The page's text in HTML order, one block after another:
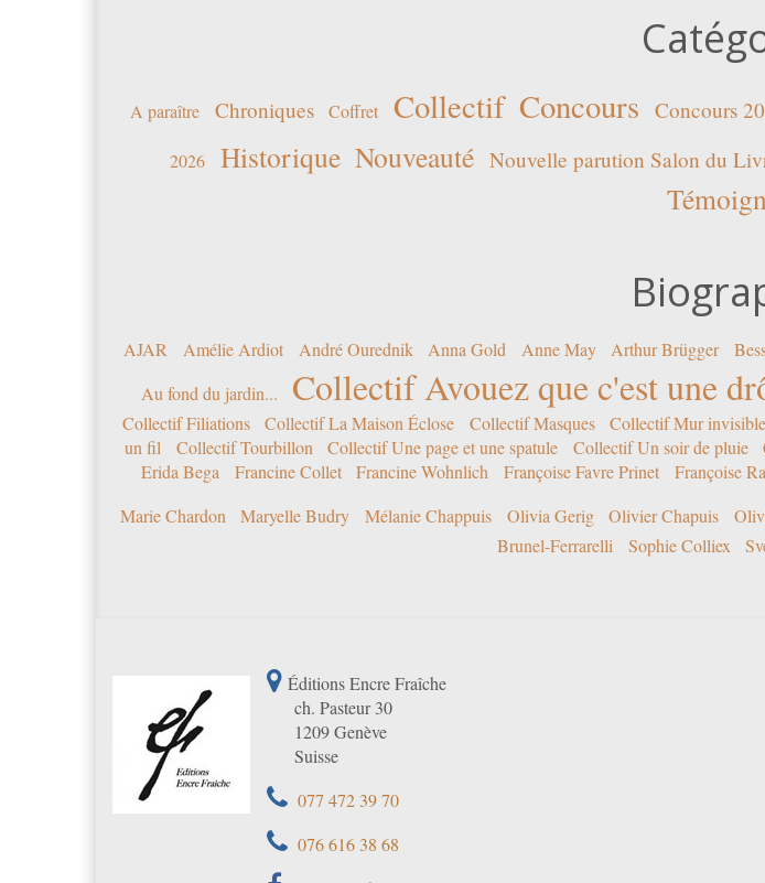
A paraître Chroniques Coffret Collectif Concours Concours
2026 Historique Nouveauté Nouvelle parution Salon du
AJAR Amélie Ardiot André Ourednik Anna Gold Anne May Arthur Brügger
Au fond du jardin...
Collectif Avouez que c'est une
Collectif Filiations
Collectif La Maison Éclose Collectif Masques Collectif Mur invisible
un fil
Collectif Tourbillon Collectif Une page et une spatule Collectif Un soir de pluie
Erida Bega
Francine Collet Francine Wohnlich Françoise Favre Prinet Françoise
Marie Chardon
Maryelle Budry Mélanie Chappuis Olivia Gerig Olivier Chapuis
Brunel-Ferrarelli
Sophie Colliex
Éditions Encre Fraîche
ch. Pasteur 30
1209 Genève
Suisse
077 472 39 70
076 616 38 68